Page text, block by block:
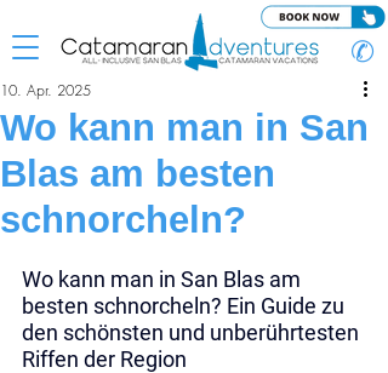
✆
Wo kann man in San
Blas am besten
schnorcheln?
10. Apr. 2025
Wo kann man in San Blas am
besten schnorcheln? Ein Guide zu
den schönsten und unberührtesten
Riffen der Region